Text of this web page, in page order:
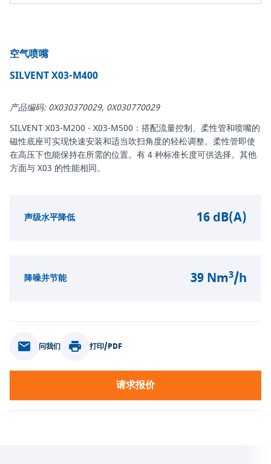
空气喷嘴
SILVENT X03-M400
产品编码: 0X030370029, 0X030770029
SILVENT X03-M200 - X03-M500：搭配流量控制、柔性管和喷嘴的
磁性底座可实现快速安装和适当吹扫角度的轻松调整。柔性管即使
在高压下也能保持在所需的位置。有 4 种标准长度可供选择。其他
方面与 X03 的性能相同。
声级水平降低 16 dB(A)
降噪并节能 39 Nm3/h
问我们 打印/PDF
请求报价